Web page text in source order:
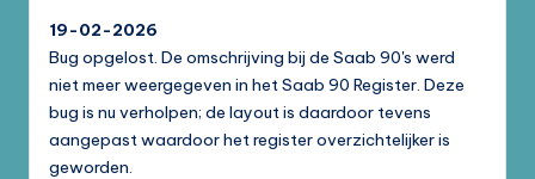
19-02-2026
Bug opgelost. De omschrijving bij de Saab 90's werd
niet meer weergegeven in het Saab 90 Register. Deze
bug is nu verholpen; de layout is daardoor tevens
aangepast waardoor het register overzichtelijker is
geworden.